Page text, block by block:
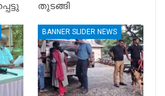
തുടങ്ങി
BANNER SLIDER NEWS